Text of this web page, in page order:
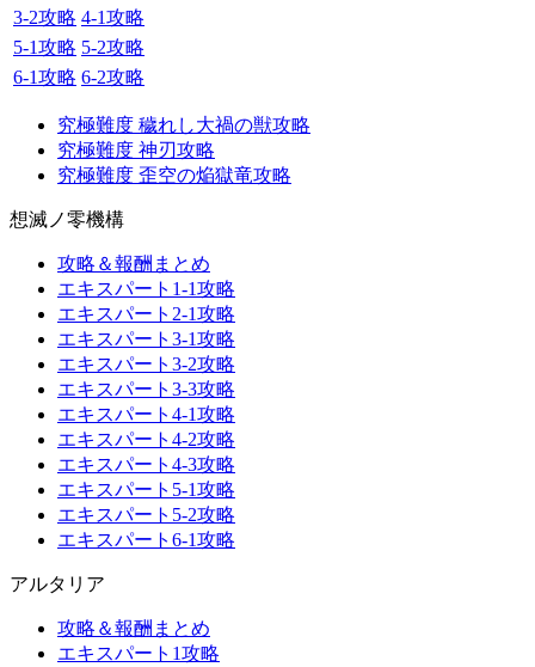
3-2攻略 4-1攻略
5-1攻略 5-2攻略
6-1攻略 6-2攻略
究極難度 穢れし大禍の獣攻略
究極難度 神刃攻略
究極難度 歪空の焔獄竜攻略
想滅ノ零機構
攻略＆報酬まとめ
エキスパート1-1攻略
エキスパート2-1攻略
エキスパート3-1攻略
エキスパート3-2攻略
エキスパート3-3攻略
エキスパート4-1攻略
エキスパート4-2攻略
エキスパート4-3攻略
エキスパート5-1攻略
エキスパート5-2攻略
エキスパート6-1攻略
アルタリア
攻略＆報酬まとめ
エキスパート1攻略